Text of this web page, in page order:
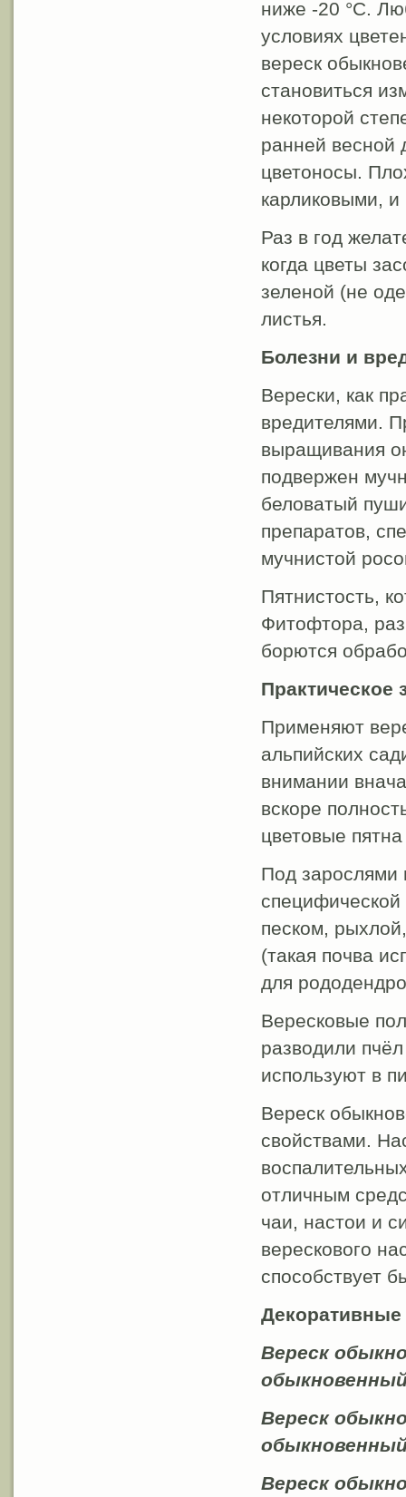
ниже -20 °C.
условиях
вереск
становиться
некоторой
ранней весной
цветоносы.
карликовыми,
Раз в год
когда цветы
зеленой (не
листья.
Болезни и
Верески, как
вредителями.
выращивания
подвержен
беловатый
препаратов,
мучнистой
Пятнистость,
Фитофтора,
борются
Практическое
Применяют
альпийских
внимании
вскоре
цветовые
Под зарослями
песком,
(такая почва
для
Вересковые
разводили
используют в
Вереск
свойствами.
отличным
чаи, настои и
верескового
способствует
Вереск
Вереск
Вереск